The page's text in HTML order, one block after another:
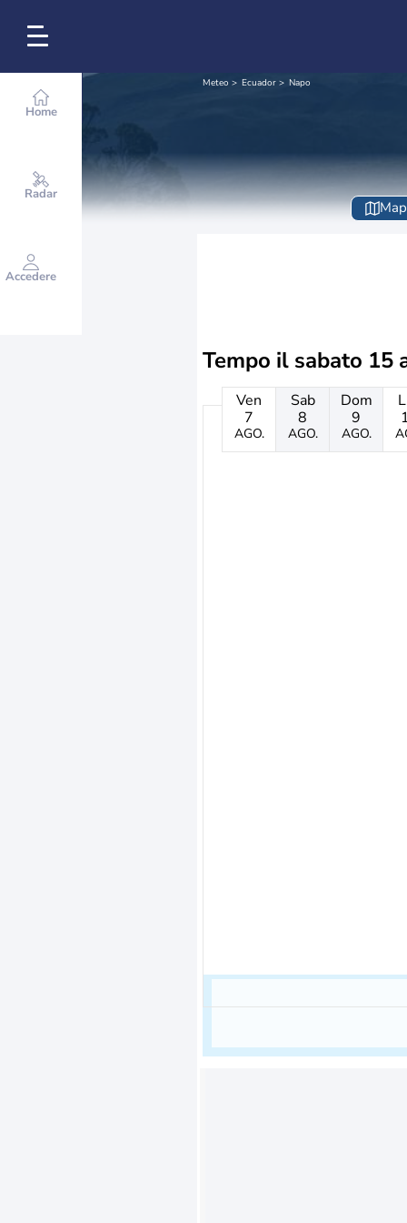
Home
Radar
Accedere
Meteo Ecuador Napo
Tempo il sabato 15
Ven
7
AGO.
Sab
8
AGO.
Dom
9
AGO.